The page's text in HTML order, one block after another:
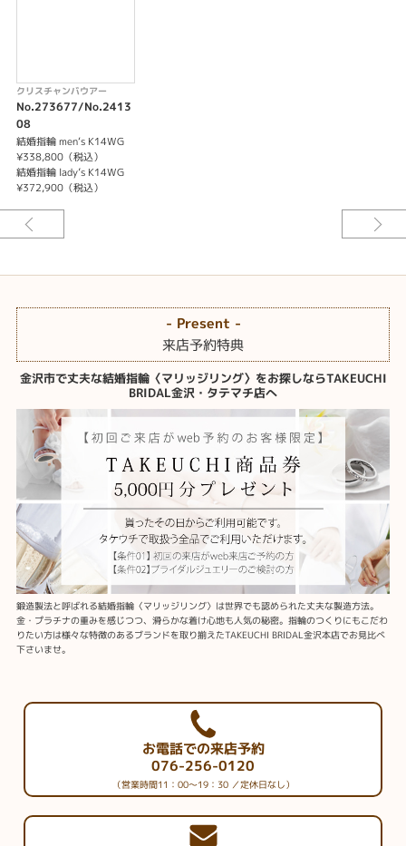
クリスチャンバウアー
No.273677/No.2413
08
結婚指輪 men‘s K14WG
¥338,800（税込）
結婚指輪 lady’s K14WG
¥372,900（税込）
- Present -
来店予約特典
金沢市で丈夫な結婚指輪〈マリッジリング〉をお探しならTAKEUCHI
BRIDAL金沢・タテマチ店へ
鍛造製法と呼ばれる結婚指輪〈マリッジリング〉は世界でも認められた丈夫な製造方法。
金・プラチナの重みを感じつつ、滑らかな着け心地も人気の秘密。指輪のつくりにもこだわ
りたい方は様々な特徴のあるブランドを取り揃えたTAKEUCHI BRIDAL金沢本店でお見比べ
下さいませ。
お電話での来店予約
076-256-0120
（営業時間11：00～19：30 ／定休日なし）